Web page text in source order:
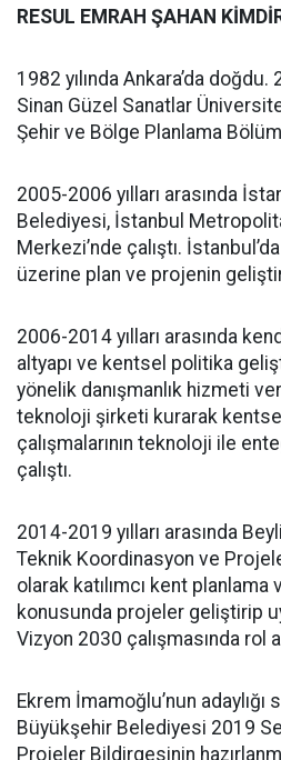
RESUL EMRAH ŞAHAN
1982 yılında Ankara’da doğdu.
Sinan Güzel Sanatlar
Şehir ve Bölge Planlama
2005-2006 yılları arasında
Belediyesi, İstanbul
Merkezi’nde çalıştı.
üzerine plan ve projenin
2006-2014 yılları arasında
altyapı ve kentsel politika
yönelik danışmanlık hizmeti
teknoloji şirketi kurarak
çalışmalarının teknoloji ile
çalıştı.
2014-2019 yılları arasında
Teknik Koordinasyon ve
olarak katılımcı kent planlama
konusunda projeler geliştirip
Vizyon 2030 çalışmasında rol
Ekrem İmamoğlu’nun adaylığı
Büyükşehir Belediyesi 2019
Projeler Bildirgesinin